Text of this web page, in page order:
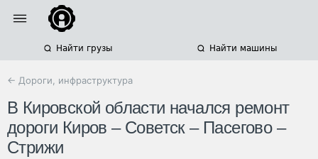
Найти грузы Найти машины
← Дороги, инфраструктура
В Кировской области начался ремонт
дороги Киров – Советск – Пасегово –
Стрижи